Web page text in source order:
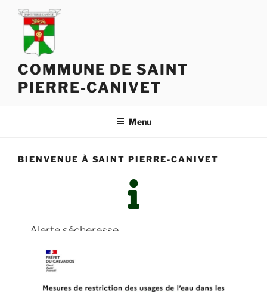
COMMUNE DE SAINT
PIERRE-CANIVET
Menu
BIENVENUE À SAINT PIERRE-CANIVET
Alerte sécheresse